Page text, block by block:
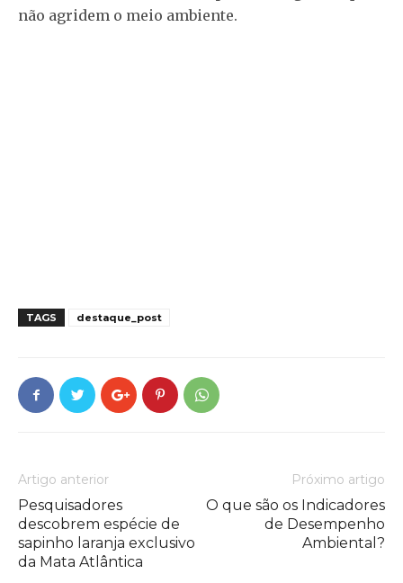
não agridem o meio ambiente.
TAGS destaque_post
Artigo anterior
Pesquisadores
descobrem espécie de
sapinho laranja exclusivo
da Mata Atlântica
Próximo artigo
O que são os Indicadores
de Desempenho
Ambiental?